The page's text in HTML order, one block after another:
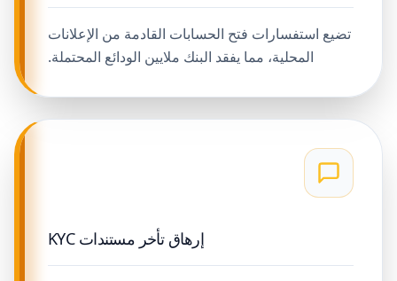
تضيع استفسارات فتح الحسابات القادمة من الإعلانات
المحلية، مما يفقد البنك ملايين الودائع المحتملة.
إرهاق تأخر مستندات KYC